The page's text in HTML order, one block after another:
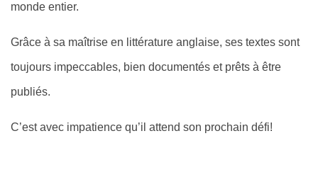
monde entier.
Grâce à sa maîtrise en littérature anglaise, ses textes sont
toujours impeccables, bien documentés et prêts à être
publiés.
C’est avec impatience qu’il attend son prochain défi!